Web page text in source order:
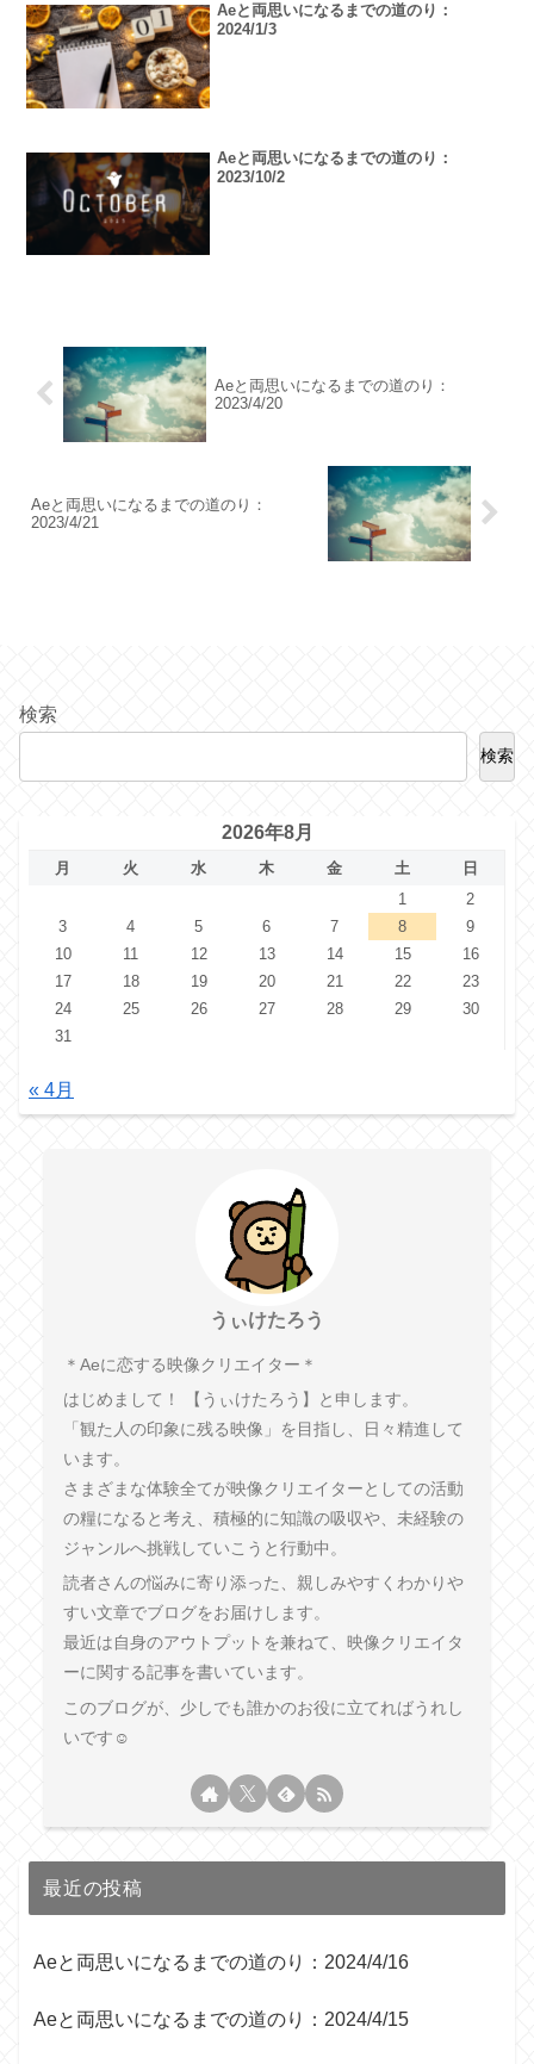
Aeと両思いになるまでの道のり：
2024/1/3
Aeと両思いになるまでの道のり：
2023/10/2
Aeと両思いになるまでの道のり：
2023/4/20
Aeと両思いになるまでの道のり：
2023/4/21
検索
検索
2026年8月
月 火 水 木 金 土
日
1
2
3
4 5 6 7 8
9
10
11 12 13 14 15
16
17
18 19 20 21 22
23
24
25 26 27 28 29
30
31
« 4月
うぃけたろう
︎＊︎Aeに恋する映像クリエイター＊
はじめまして！ 【うぃけたろう】と申します。
「観た人の印象に残る映像」を目指し、日々精進して
います。
さまざまな体験全てが映像クリエイターとしての活動
の糧になると考え、積極的に知識の吸収や、未経験の
ジャンルへ挑戦していこうと行動中。
読者さんの悩みに寄り添った、親しみやすくわかりや
すい文章でブログをお届けします。
最近は自身のアウトプットを兼ねて、映像クリエイタ
ーに関する記事を書いています。
このブログが、少しでも誰かのお役に立てればうれし
いです☺︎
最近の投稿
Aeと両思いになるまでの道のり：2024/4/16
Aeと両思いになるまでの道のり：2024/4/15